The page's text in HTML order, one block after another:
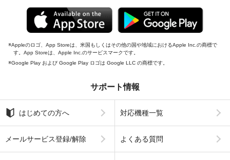
Appleのロゴ、App Storeは、米国もしくはその他の国や地域におけるApple Inc.の商標で
す。App Storeは、Apple Inc.のサービスマークです。
Google Play および Google Play ロゴは Google LLC の商標です。
サポート情報
はじめての方へ 対応機種一覧
メールサービス登録/解除 よくある質問